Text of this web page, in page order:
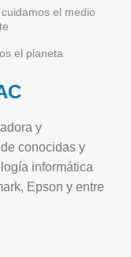
el medio
el planeta
y
conocidas y
informática
Epson y entre